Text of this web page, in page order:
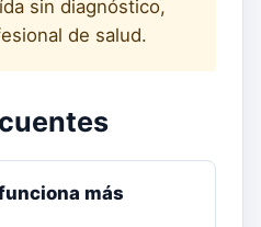
sin diagnóstico,
de salud.
más